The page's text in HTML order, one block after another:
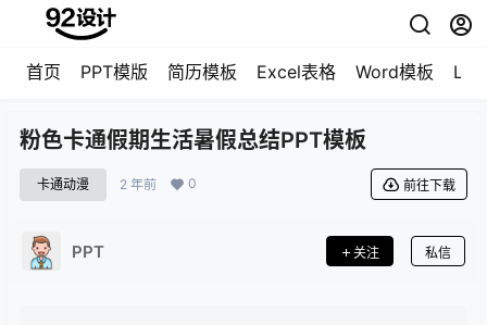
首页 PPT模版 简历模板 Excel表格 Word模板
粉色卡通假期生活暑假总结PPT模板
卡通动漫 2 年前 0 前往下载
PPT 关注 私信